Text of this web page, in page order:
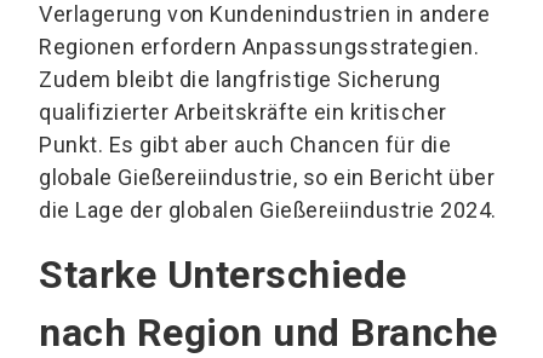
Verlagerung von Kundenindustrien in andere
Regionen erfordern Anpassungsstrategien.
Zudem bleibt die langfristige Sicherung
qualifizierter Arbeitskräfte ein kritischer
Punkt. Es gibt aber auch Chancen für die
globale Gießereiindustrie, so ein Bericht über
die Lage der globalen Gießereiindustrie 2024.
Starke Unterschiede
nach Region und Branche